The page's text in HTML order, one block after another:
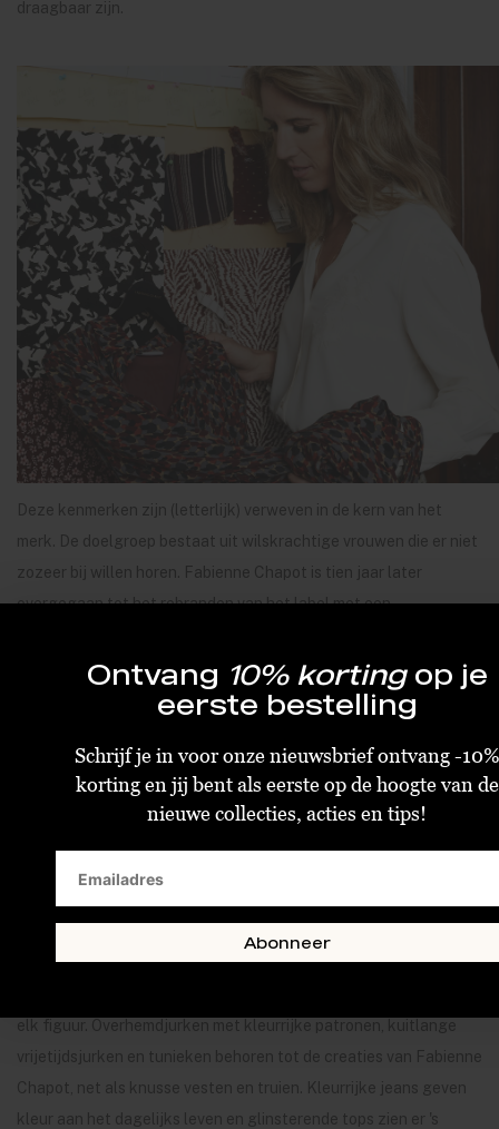
draagbaar zijn.
Deze kenmerken zijn (letterlijk) verweven in de kern van het
merk. De doelgroep bestaat uit wilskrachtige vrouwen die er niet
zozeer bij willen horen. Fabienne Chapot is tien jaar later
overgegaan tot het rebranden van het label met een
label naar voren, die duidelijk in het DNA van de lijn zitten. Het
bedrijf is duidelijk opgericht door een dame die haar hart volgt,
ze door een groep gelijkgestemden om zich heen te verzamelen.
Los, luchtig & licht
Sterren, bloemen, fruit en flamingo's - de motieven op de zijden
Chapot stralen lichtheid en levensvreugde uit. De luchtige
vrijetijdsjurken en tunieken behoren tot de creaties van Fabienne
Chapot, net als knusse vesten en truien. Kleurrijke jeans geven
kleur aan het dagelijks leven en glinsterende tops zien er 's
Ontvang 10% kortingop je
eerste bestelling
Schrijf je in voor onze nieuwsbrief ontvang -10%
korting en jij bent als eerste op de hoogte van de
nieuwe collecties, acties en tips!
Abonneer